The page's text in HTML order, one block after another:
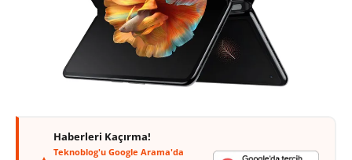
Haberleri Kaçırma!
Teknoblog'u Google Arama'da